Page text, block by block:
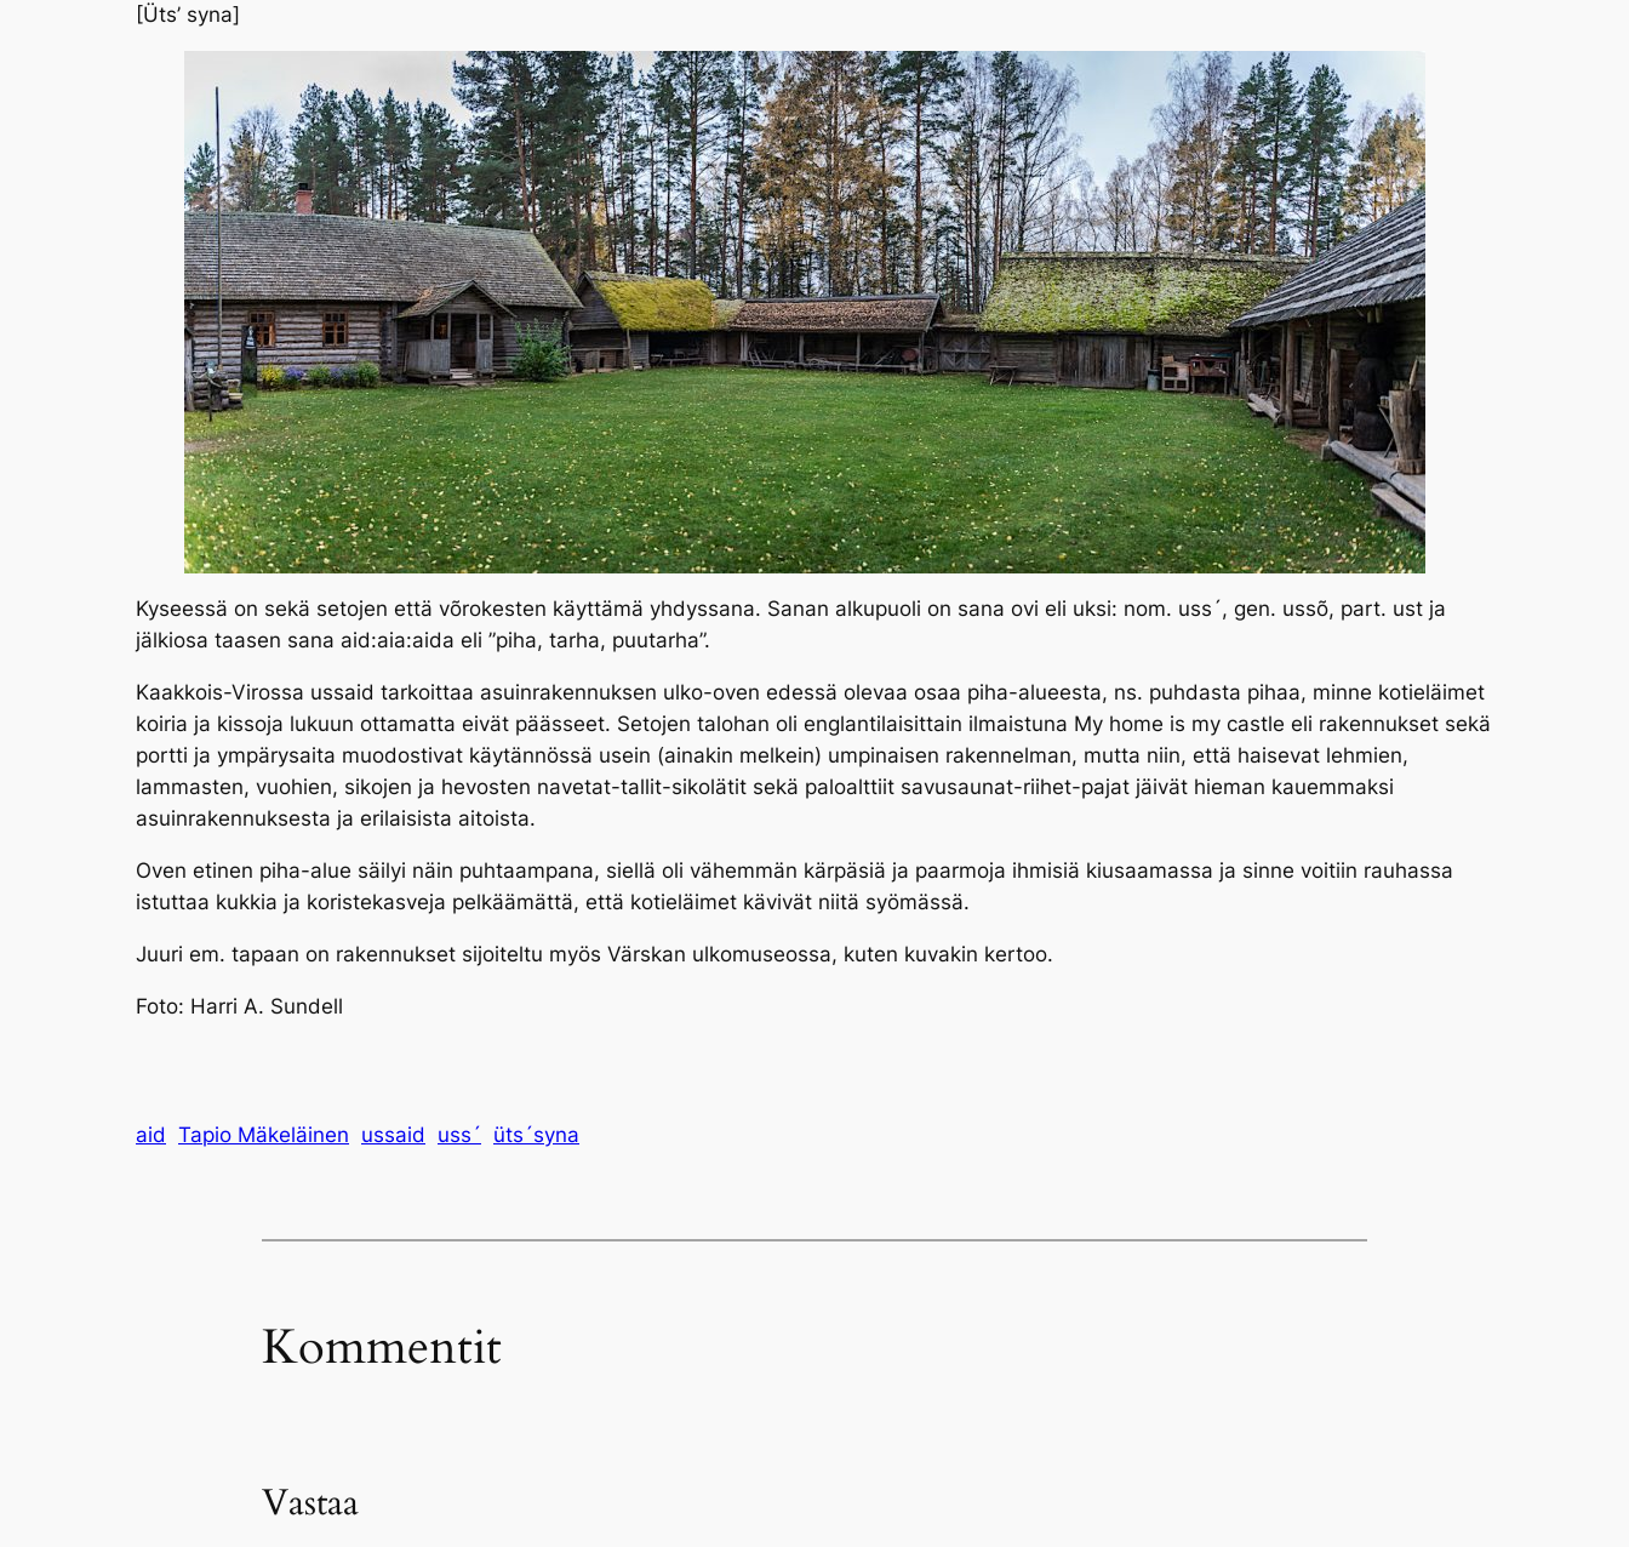
[Üts’ syna]
Kyseessä on sekä setojen että võrokesten käyttämä yhdyssana. Sanan alkupuoli on sana ovi eli uksi: nom. uss´, gen. ussõ, part. ust ja
jälkiosa taasen sana aid:aia:aida eli ”piha, tarha, puutarha”.
Kaakkois-Virossa ussaid tarkoittaa asuinrakennuksen ulko-oven edessä olevaa osaa piha-alueesta, ns. puhdasta pihaa, minne kotieläimet
koiria ja kissoja lukuun ottamatta eivät päässeet. Setojen talohan oli englantilaisittain ilmaistuna My home is my castle eli rakennukset sekä
portti ja ympärysaita muodostivat käytännössä usein (ainakin melkein) umpinaisen rakennelman, mutta niin, että haisevat lehmien,
lammasten, vuohien, sikojen ja hevosten navetat-tallit-sikolätit sekä paloalttiit savusaunat-riihet-pajat jäivät hieman kauemmaksi
asuinrakennuksesta ja erilaisista aitoista.
Oven etinen piha-alue säilyi näin puhtaampana, siellä oli vähemmän kärpäsiä ja paarmoja ihmisiä kiusaamassa ja sinne voitiin rauhassa
istuttaa kukkia ja koristekasveja pelkäämättä, että kotieläimet kävivät niitä syömässä.
Juuri em. tapaan on rakennukset sijoiteltu myös Värskan ulkomuseossa, kuten kuvakin kertoo.
Foto: Harri A. Sundell
aid Tapio Mäkeläinen ussaid uss´ üts´syna
Kommentit
Vastaa